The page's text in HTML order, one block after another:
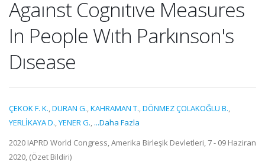
Agaınst Cognıtıve Measures
In People Wıth Parkınson's
Dısease
ÇEKOK F. K.,DURAN G.,KAHRAMAN T.,DÖNMEZ ÇOLAKOĞLU B.,
YERLİKAYA D.,YENER G., ...Daha Fazla
2020 IAPRD World Congress, Amerika Birleşik Devletleri, 7 - 09 Haziran
2020, (Özet Bildiri)